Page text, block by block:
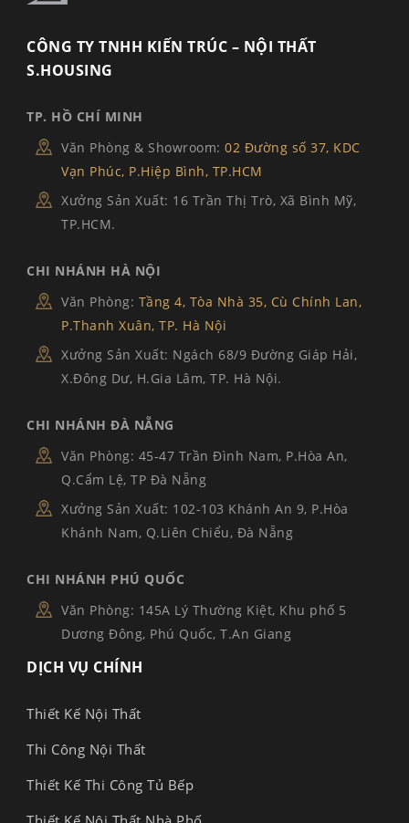
CÔNG TY TNHH KIẾN TRÚC – NỘI THẤT
S.HOUSING
TP. HỒ CHÍ MINH
Văn Phòng & Showroom: 02 Đường số 37, KDC
Vạn Phúc, P.Hiệp Bình, TP.HCM
Xưởng Sản Xuất: 16 Trần Thị Trò, Xã Bình Mỹ,
TP.HCM.
CHI NHÁNH HÀ NỘI
Văn Phòng: Tầng 4, Tòa Nhà 35, Cù Chính Lan,
P.Thanh Xuân, TP. Hà Nội
Xưởng Sản Xuất: Ngách 68/9 Đường Giáp Hải,
X.Đông Dư, H.Gia Lâm, TP. Hà Nội.
CHI NHÁNH ĐÀ NẴNG
Văn Phòng: 45-47 Trần Đình Nam, P.Hòa An,
Q.Cẩm Lệ, TP Đà Nẵng
Xưởng Sản Xuất: 102-103 Khánh An 9, P.Hòa
Khánh Nam, Q.Liên Chiểu, Đà Nẵng
CHI NHÁNH PHÚ QUỐC
Văn Phòng: 145A Lý Thường Kiệt, Khu phố 5
Dương Đông, Phú Quốc, T.An Giang
DỊCH VỤ CHÍNH
Thiết Kế Nội Thất
Thi Công Nội Thất
Thiết Kế Thi Công Tủ Bếp